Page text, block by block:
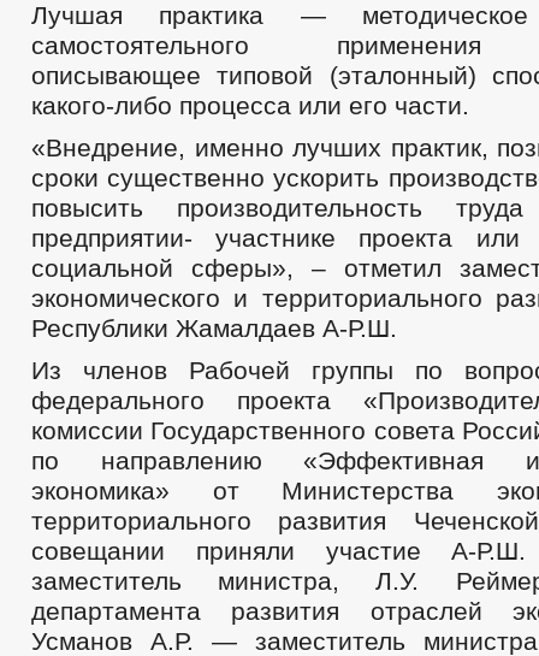
Лучшая практика —
самостоятельного применения
описывающее типовой (эталонный)
какого-либо процесса или его части.
«Внедрение, именно лучших практик,
сроки существенно ускорить
повысить производительность
предприятии- участнике проекта или
социальной сферы», – отметил
экономического и территориального
Республики Жамалдаев А-Р.Ш.
Из членов Рабочей группы по
федерального проекта
комиссии Государственного совета
по направлению «Эффективная и
экономика» от Министерства
территориального развития
совещании приняли участие А-
заместитель министра, Л.У.
департамента развития отраслей
Усманов А.Р. — заместитель